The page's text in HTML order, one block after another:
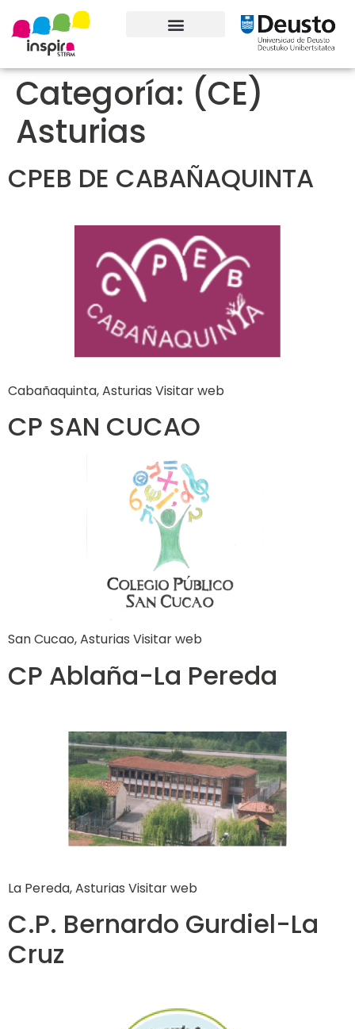
Categoría: (CE)
Asturias
CPEB DE CABAÑAQUINTA
Cabañaquinta, Asturias Visitar web
CP SAN CUCAO
San Cucao, Asturias Visitar web
CP Ablaña-La Pereda
La Pereda, Asturias Visitar web
C.P. Bernardo Gurdiel-La
Cruz